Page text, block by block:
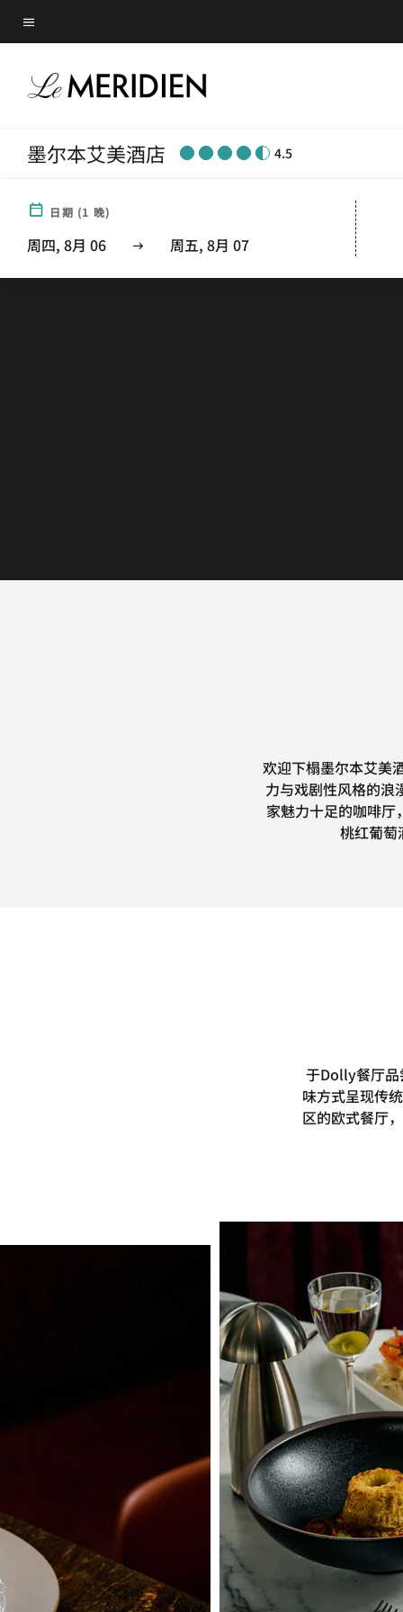
Skip
to
content
菜单文本
墨尔本艾美酒店 4.5
日期 (1 晚)
周四, 8月 06 周五, 8月 07
欢迎下榻墨尔本艾美
力与戏剧性风格的
家魅力十足的咖啡
桃红葡萄
于Dolly餐厅品
味方式呈现传
区的欧式餐厅